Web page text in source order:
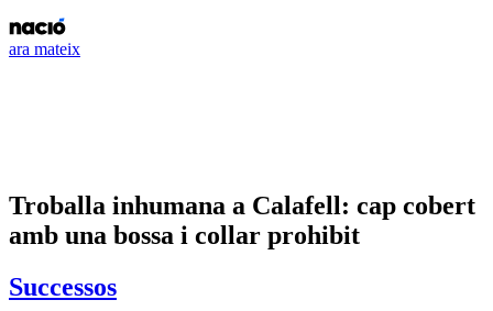
ara mateix
Troballa inhumana a Calafell: cap cobert
amb una bossa i collar prohibit
Successos